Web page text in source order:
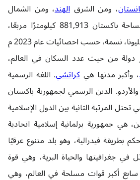
، ومن الشرق الهند، ومن الشمال
الشرقي الصين، تبلغ مساحة باكستان 881,913 كيلومترًا مربعًا،
ويبلغ عدد سكانها 250 مليونا، نسمة، حسب احصائيات عام 2023 م
دولة من حيث عدد السكان في العالم،
، وأكبر مدنها هيكراتشي. اللغة الرسمية
الدين الرسمي لجمهورية باكستان
تحتل المرتبة الثانية بين الدول الإسلامية
جمهورية برلمانية إسلامية اتحادية
بطريقة فيدرالية، وهو بلد متنوع عرقيًا
في جغرافيتها والحياة البرية، وهي قوة
سابع أكبر قوات مسلحة في العالم، وهي